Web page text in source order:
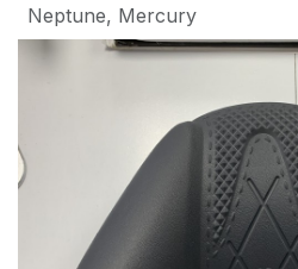
Neptune, Mercury